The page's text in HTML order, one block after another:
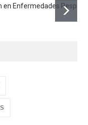
Enfermedades